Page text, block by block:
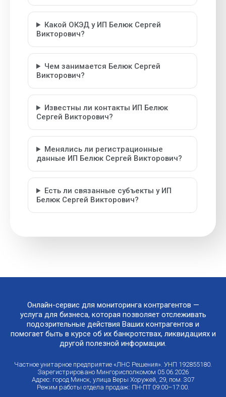
Какой ОКЭД у ИП Белюк Сергей
Викторович?
Чем занимается Белюк Сергей
Викторович?
Известны ли контакты ИП Белюк
Сергей Викторович?
Менялись ли регистрационные
данные ИП Белюк Сергей Викторович?
Есть ли связанные субъекты у ИП
Белюк Сергей Викторович?
Онлайн-сервис для мониторинга контрагентов —
услуга для бизнеса, которая позволяет отслеживать
подозрительные действия Ваших контрагентов и
помогает быть в курсе об их банкротствах, ликвидациях и
другой полезной информации.
Частное унитарное предприятие «ЛНС Решения». УНП 192855180.
Зарегистрировано Мингорисполкомом 05.06.2026
Адрес: город Минск, улица Веры Хоружей, 29, пом. 307
Режим работы отдела продаж: ПН-ПТ 09:00–17:00.